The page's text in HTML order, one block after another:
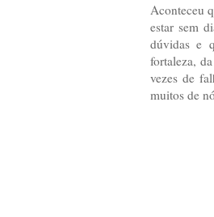
Aconteceu
estar sem
dúvidas e
fortaleza,
vezes de
muitos de